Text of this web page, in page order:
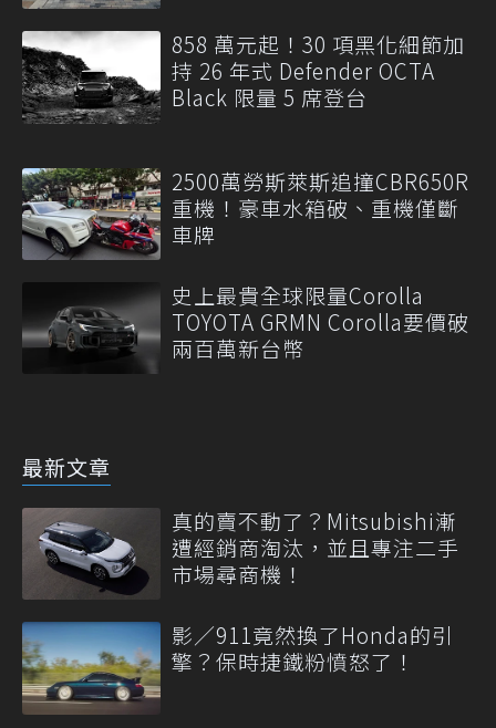
858 萬元起！30 項黑化細節加
持 26 年式 Defender OCTA
Black 限量 5 席登台
2500萬勞斯萊斯追撞CBR650R
重機！豪車水箱破、重機僅斷
車牌
史上最貴全球限量Corolla
TOYOTA GRMN Corolla要價破
兩百萬新台幣
最新文章
真的賣不動了？Mitsubishi漸
遭經銷商淘汰，並且專注二手
市場尋商機！
影／911竟然換了Honda的引
擎？保時捷鐵粉憤怒了！